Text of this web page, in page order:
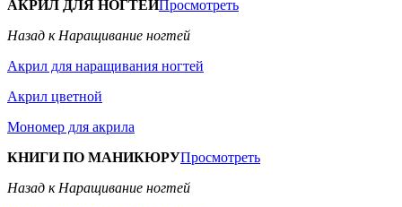
АКРИЛ ДЛЯ НОГТЕЙПросмотреть
Назад к Наращивание ногтей
Акрил для наращивания ногтей
Акрил цветной
Мономер для акрила
КНИГИ ПО МАНИКЮРУПросмотреть
Назад к Наращивание ногтей